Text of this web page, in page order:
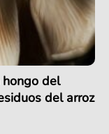
hongo del
del arroz